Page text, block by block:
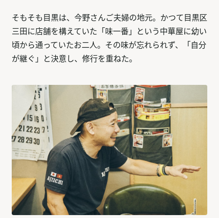
そもそも目黒は、今野さんご夫婦の地元。かつて目黒区
三田に店舗を構えていた「味一番」という中華屋に幼い
頃から通っていたお二人。その味が忘れられず、「自分
が継ぐ」と決意し、修行を重ねた。